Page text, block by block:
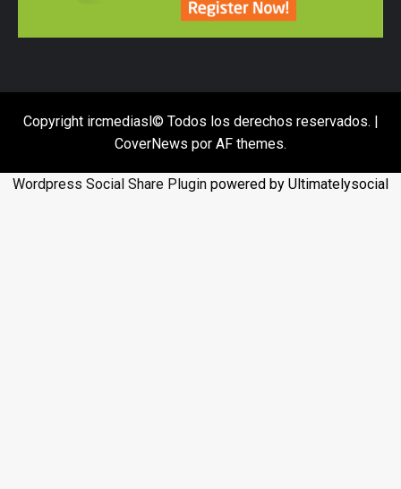
Copyright ircmediasl© Todos los derechos reservados. |
CoverNews por AF themes.
Wordpress Social Share Plugin powered by Ultimatelysocial